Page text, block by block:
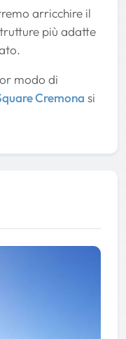
arricchire il
più adatte
modo di
Cremona si